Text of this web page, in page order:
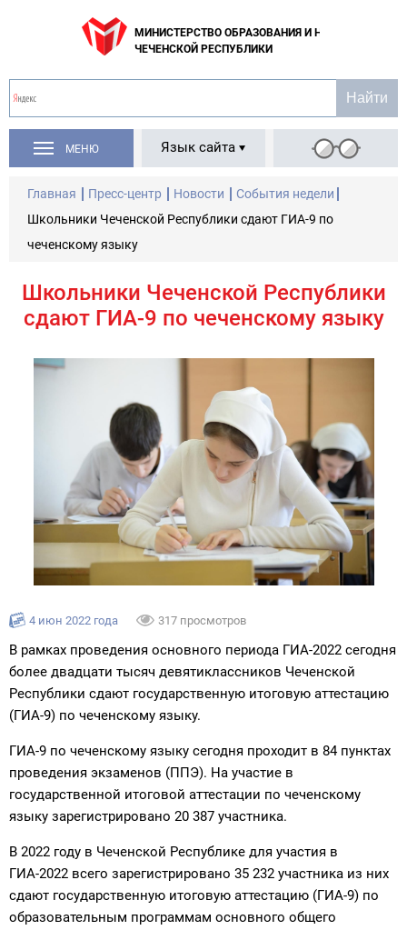
МИНИСТЕРСТВО ОБРАЗОВАНИЯ И НАУКИ
ЧЕЧЕНСКОЙ РЕСПУБЛИКИ
МЕНЮ Язык сайта
Главная Пресс-центр Новости
События недели
Школьники Чеченской Республики сдают ГИА-9 по
чеченскому языку
Школьники Чеченской Республики
сдают ГИА-9 по чеченскому языку
4 июн 2022 года 317 просмотров
В рамках проведения основного периода ГИА-2022 сегодня
более двадцати тысяч девятиклассников Чеченской
Республики сдают государственную итоговую аттестацию
(ГИА-9) по чеченскому языку.
ГИА-9 по чеченскому языку сегодня проходит в 84 пунктах
проведения экзаменов (ППЭ). На участие в
государственной итоговой аттестации по чеченскому
языку зарегистрировано 20 387 участника.
В 2022 году в Чеченской Республике для участия в
ГИА-2022 всего зарегистрировано 35 232 участника из них
сдают государственную итоговую аттестацию (ГИА-9) по
образовательным программам основного общего